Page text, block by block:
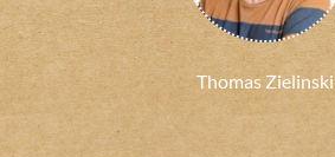
Thomas Zielinski